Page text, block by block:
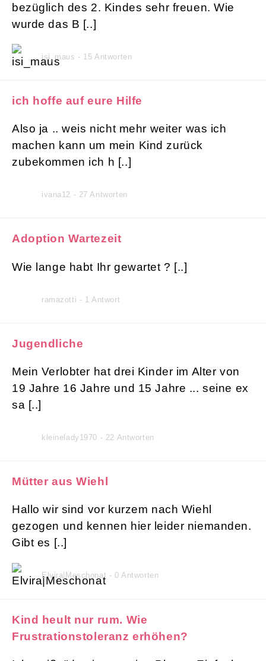
bezüglich des 2. Kindes sehr freuen. Wie
wurde das B [..]
isi_maus - 15 Antworten
ich hoffe auf eure Hilfe
Also ja .. weis nicht mehr weiter was ich
machen kann um mein Kind zurück
zubekommen ich h [..]
ivana12 - 27 Antworten
Adoption Wartezeit
Wie lange habt Ihr gewartet ? [..]
ramazotti - 1 Antwort
Jugendliche
Mein Verlobter hat drei Kinder im Alter von
19 Jahre 16 Jahre und 15 Jahre ... seine ex
sa [..]
kleinelady1970 - 22 Antworten
Mütter aus Wiehl
Hallo wir sind vor kurzem nach Wiehl
gezogen und kennen hier leider niemanden.
Gibt es [..]
Elvira|Meschonat - 0 Antworten
Kind heult nur rum. Wie
Frustrationstoleranz erhöhen?